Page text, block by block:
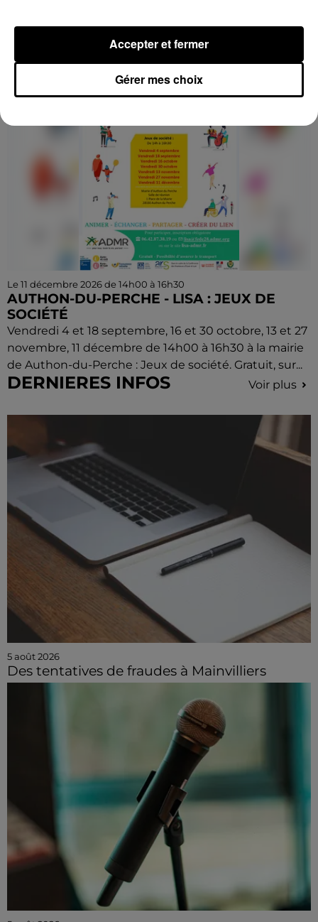
de Authon-du-Perche : Jeux de société. Gratuit, sur...
Le 11 décembre 2026 de 14h00 à 16h30
AUTHON-DU-PERCHE - LISA : JEUX DE
SOCIÉTÉ
Vendredi 4 et 18 septembre, 16 et 30 octobre, 13 et 27
novembre, 11 décembre de 14h00 à 16h30 à la mairie
de Authon-du-Perche : Jeux de société. Gratuit, sur...
DERNIERES INFOS Voir plus
5 août 2026
Des tentatives de fraudes à Mainvilliers
Gérer mes choix
Accepter et fermer